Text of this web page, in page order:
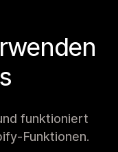
funktioniert
Funktionen.